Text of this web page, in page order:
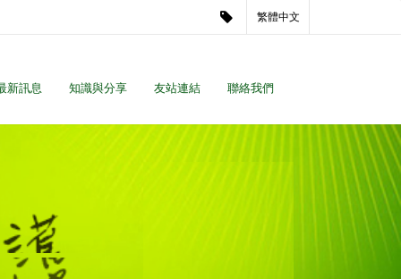
繁體中文
新訊息 知識與分享 友站連結 聯絡我們